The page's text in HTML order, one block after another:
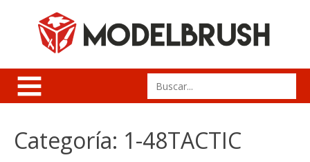
Search
for:
Categoría: 1-48TACTIC